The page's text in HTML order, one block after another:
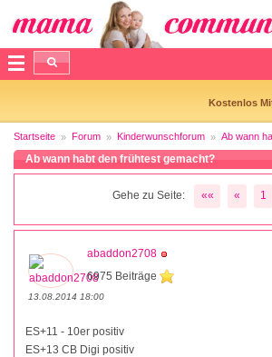
Kostenlos
Startseite Forum Kinderwunschforum Ab wann
Ab wann habt den frühtest gemacht?
Gehe zu Seite: «« « 1
abaddon2708
6975 Beiträge
13.08.2014 18:00
ES+11 - 10er positiv
ES+13 CB Digi positiv